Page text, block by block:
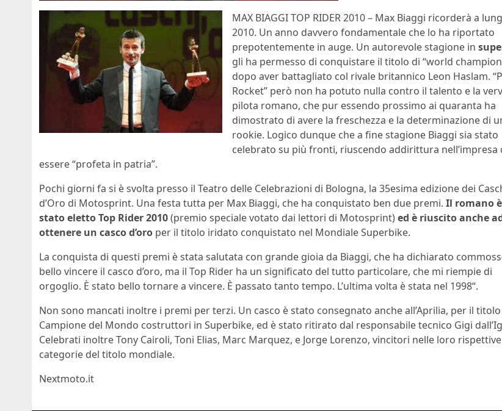
MAX BIAGGI TOP RIDER 2010 – Max Biaggi ricorderà a
2010. Un anno davvero fondamentale che lo ha riportato
prepotentemente in auge. Un autorevole stagione in
gli ha permesso di conquistare il titolo di “world
dopo aver battagliato col rivale britannico Leon Haslam.
Rocket” però non ha potuto nulla contro il talento e la
pilota romano, che pur essendo prossimo ai quaranta ha
dimostrato di avere la freschezza e la determinazione di
rookie. Logico dunque che a fine stagione Biaggi sia stato
celebrato su più fronti, riuscendo addirittura nell’impresa
essere “profeta in patria”.
Pochi giorni fa si è svolta presso il Teatro delle Celebrazioni di Bologna, la 35esima edizione dei
d’Oro di Motosprint. Una festa tutta per Max Biaggi, che ha conquistato ben due premi. Il romano è
stato eletto Top Rider 2010(premio speciale votato dai lettori di Motosprint)ed è riuscito anche
ottenere un casco d’oro per il titolo iridato conquistato nel Mondiale Superbike.
La conquista di questi premi è stata salutata con grande gioia da Biaggi, che ha dichiarato
bello vincere il casco d’oro, ma il Top Rider ha un significato del tutto particolare, che mi riempie di
orgoglio. È stato bello tornare a vincere. È passato tanto tempo. L’ultima volta è stata nel 1998“.
Non sono mancati inoltre i premi per terzi. Un casco è stato consegnato anche all’Aprilia, per il
Campione del Mondo costruttori in Superbike, ed è stato ritirato dal responsabile tecnico Gigi
Celebrati inoltre Tony Cairoli, Toni Elias, Marc Marquez, e Jorge Lorenzo, vincitori nelle loro rispettive
categorie del titolo mondiale.
Nextmoto.it